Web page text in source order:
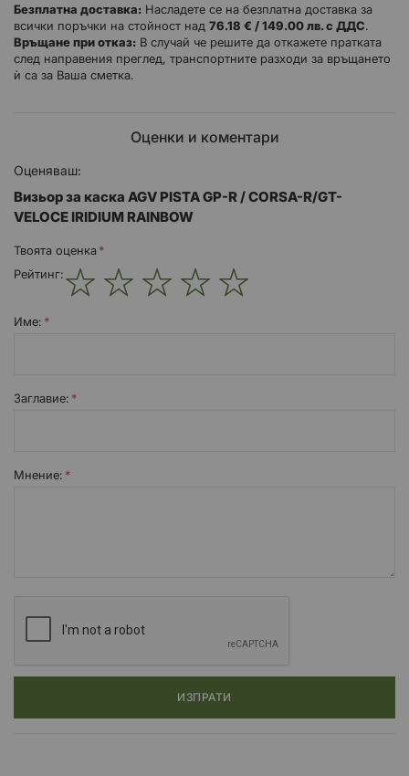
Безплатна доставка: Насладете се на безплатна доставка за
всички поръчки на стойност над 76.18 € / 149.00 лв. с ДДС.
Връщане при отказ: В случай че решите да откажете пратката
след направения преглед, транспортните разходи за връщането
ѝ са за Ваша сметка.
Оценки и коментари
Оценяваш:
Визьор за каска AGV PISTA GP-R / CORSA-R/GT-
VELOCE IRIDIUM RAINBOW
Твоята оценка
Рейтинг:
Име:
Заглавиe:
Мнение:
ИЗПРАТИ